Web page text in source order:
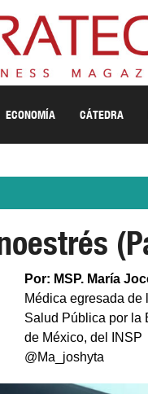
ECONOMÍA CÁTEDRA
Por: MSP. María
Médica egresada de
Salud Pública por la
de México, del INSP
@Ma_joshyta